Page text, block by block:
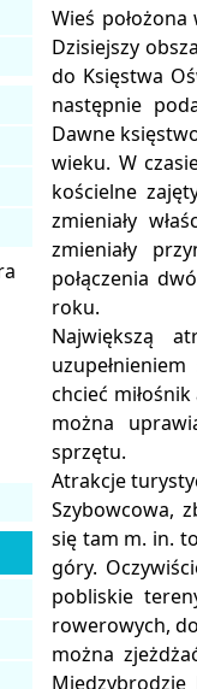
Wieś
Dzisiejszy
do Księstwa
następnie
Dawne
wieku. W
kościelne
zmieniały
zmieniały
połączenia
roku.
Największą
chcieć
można
sprzętu.
Atrakcje
Szybowcowa,
się tam m. in.
góry.
pobliskie
rowerowych,
można